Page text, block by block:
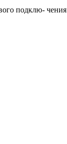
подклю- чения